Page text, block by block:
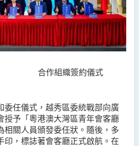
簽約儀式
委任儀式，越秀區委統戰部向廣
授予「粵港澳大灣區青年會客廳
相關人員頒發委任狀。隨後，多
印，標誌著會客廳正式啟航。在